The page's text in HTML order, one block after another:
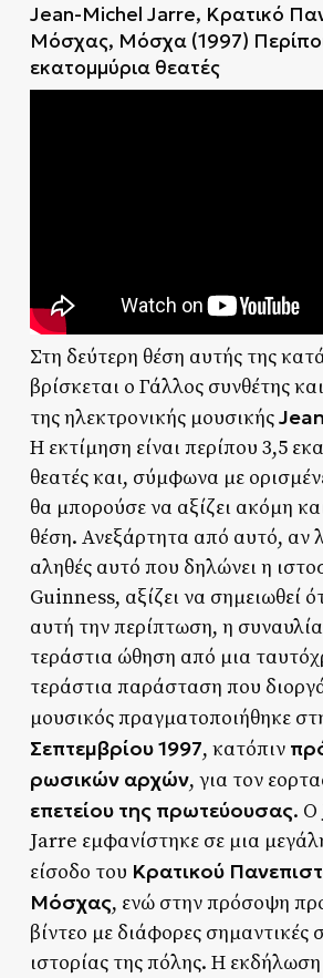
Jean-Michel Jarre, Κρατικό
Μόσχας, Μόσχα (1997)
εκατομμύρια θεατές
Στη δεύτερη θέση αυτής της
βρίσκεται ο Γάλλος συνθέτης
της ηλεκτρονικής μουσικής
Η εκτίμηση είναι περίπου 3,5
θεατές και, σύμφωνα με
θα μπορούσε να αξίζει ακόμη
θέση. Ανεξάρτητα από αυτό, αν
αληθές αυτό που δηλώνει η
Guinness, αξίζει να σημειωθεί
αυτή την περίπτωση, η
τεράστια ώθηση από μια
τεράστια παράσταση που
μουσικός πραγματοποιήθηκε
Σεπτεμβρίου 1997, κατόπιν
ρωσικών αρχών, για τον
επετείου της πρωτεύουσας. Ο
Jarre εμφανίστηκε σε μια
είσοδο του Κρατικού
Μόσχας, ενώ στην πρόσοψη
βίντεο με διάφορες σημαντικές
ιστορίας της πόλης. Η